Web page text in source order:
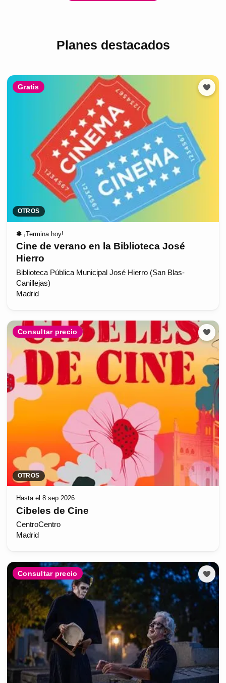
Planes destacados
Gratis
OTROS
✱ ¡Termina hoy!
Cine de verano en la Biblioteca José
Hierro
Biblioteca Pública Municipal José Hierro (San Blas-
Canillejas)
Madrid
Consultar precio
OTROS
Hasta el 8 sep 2026
Cibeles de Cine
CentroCentro
Madrid
Consultar precio